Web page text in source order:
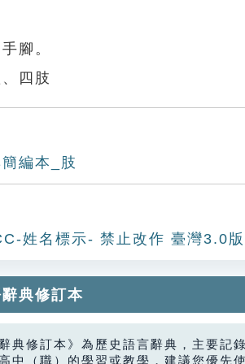
腳。
、四肢
編本_肢
姓名標示- 禁止改作 臺灣3.0
典修訂本
辭典修訂本》為歷史語言辭典，主要
中（職）的學習或教學，建議您優先